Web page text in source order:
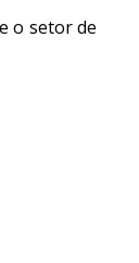
o setor de